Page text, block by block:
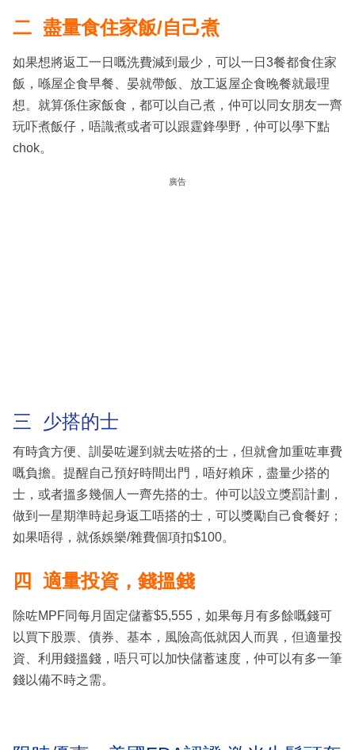
二 盡量食住家飯/自己煮
如果想將返工一日嘅洗費減到最少，可以一日3餐都食住家
飯，喺屋企食早餐、晏就帶飯、放工返屋企食晚餐就最理
想。就算係住家飯食，都可以自己煮，仲可以同女朋友一齊
玩吓煮飯仔，唔識煮或者可以跟霆鋒學野，仲可以學下點
chok。
廣告
三 少搭的士
有時貪方便、訓晏咗遲到就去咗搭的士，但就會加重咗車費
嘅負擔。提醒自己預好時間出門，唔好賴床，盡量少搭的
士，或者搵多幾個人一齊先搭的士。仲可以設立獎罰計劃，
做到一星期準時起身返工唔搭的士，可以獎勵自己食餐好；
如果唔得，就係娛樂/雜費個項扣$100。
四 適量投資，錢搵錢
除咗MPF同每月固定儲蓄$5,555，如果每月有多餘嘅錢可
以買下股票、債券、基本，風險高低就因人而異，但適量投
資、利用錢搵錢，唔只可以加快儲蓄速度，仲可以有多一筆
錢以備不時之需。